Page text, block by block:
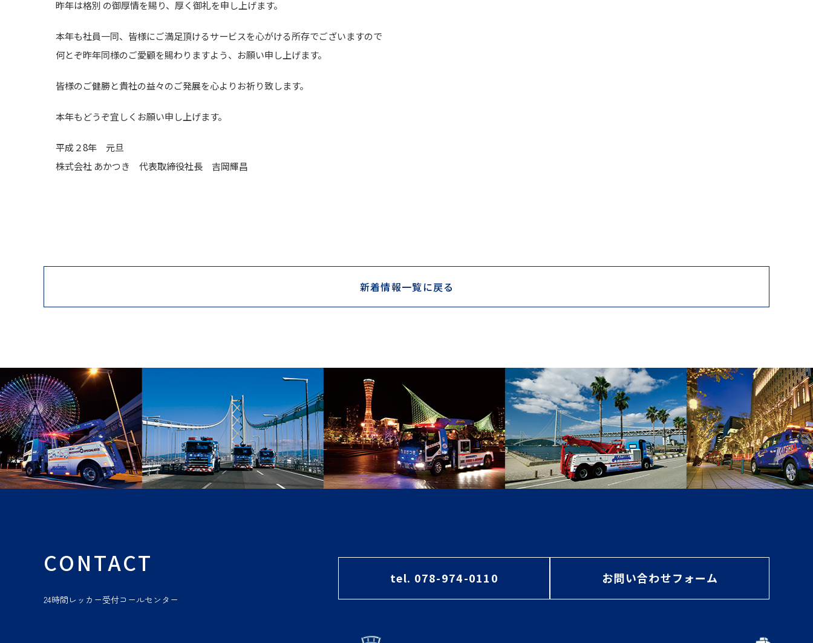
昨年は格別 の御厚情を賜り、厚く御礼を申し上げます。
本年も社員一同、皆様にご満足頂けるサービスを心がける所存でございますので
何とぞ昨年同様のご愛顧を賜わりますよう、お願い申し上げます。
皆様のご健勝と貴社の益々のご発展を心よりお祈り致します。
本年もどうぞ宜しくお願い申し上げます。
平成２8年 元旦
株式会社 あかつき 代表取締役社長 吉岡輝昌
新着情報一覧に戻る
CONTACT
24時間レッカー受付コールセンター
tel. 078-974-0110 お問い合わせフォーム